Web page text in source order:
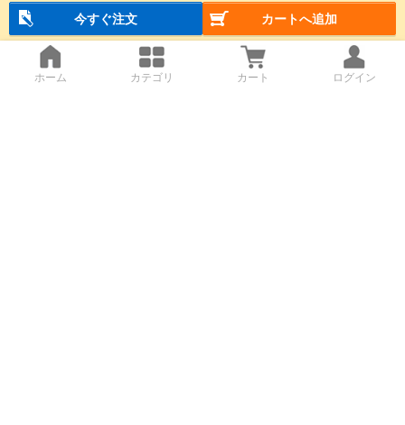
今すぐ注文
カートへ追加
ホーム カテゴリ カート ログイン